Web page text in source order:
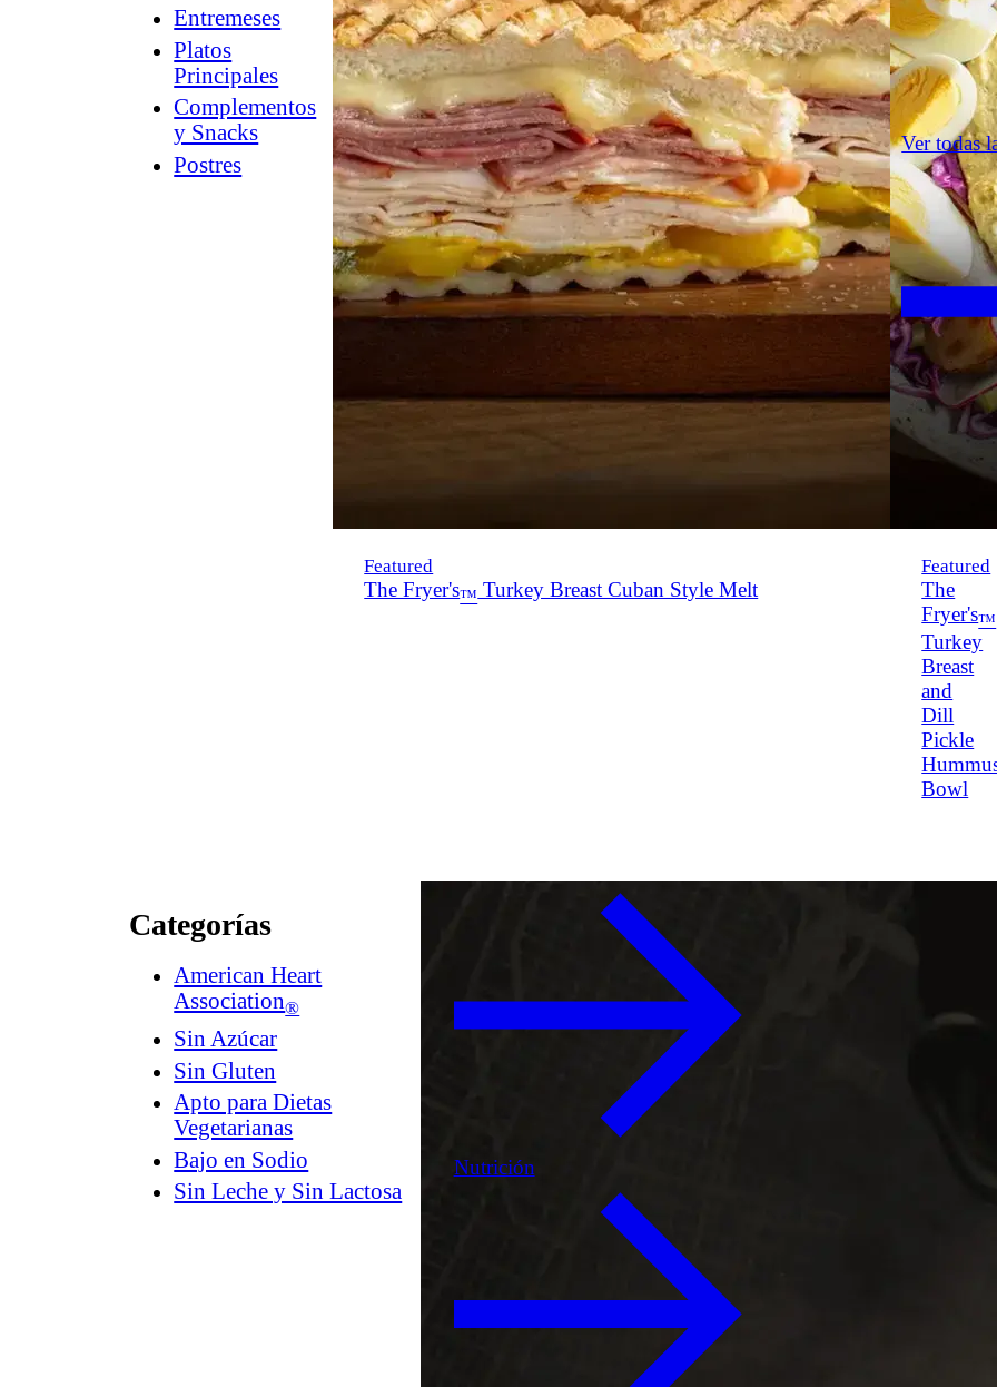
Entremeses
Platos
Principales
Complementos
y Snacks
Postres
Counter
Culture™
Guía
a
la
tienda
Featured
The Fryer's™ Turkey Breast Cuban Style Melt
Featured
The
Fryer's™
Turkey
Breast
and
Dill
Pickle
Bowl
Ver todas
Categorías
American Heart
Association®
Sin Azúcar
Sin Gluten
Apto para Dietas
Vegetarianas
Bajo en Sodio
Sin Leche y Sin Lactosa
Nutrición